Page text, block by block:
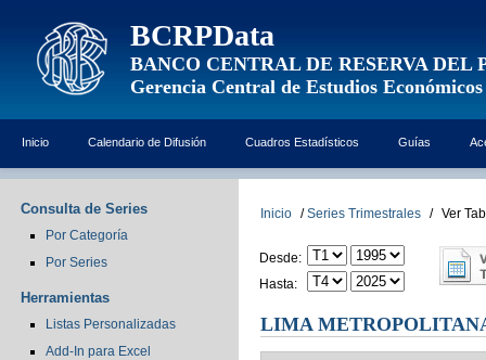
BCRPData
BANCO CENTRAL DE RESERVA DEL
Gerencia Central de Estudios Económicos
Inicio Calendario de Difusión Cuadros Estadísticos Guías
Consulta de Series
Por Categoría
Por Series
Herramientas
Listas Personalizadas
Add-In para Excel
Inicio / Series Trimestrales / Ver
Desde:
Hasta:
LIMA